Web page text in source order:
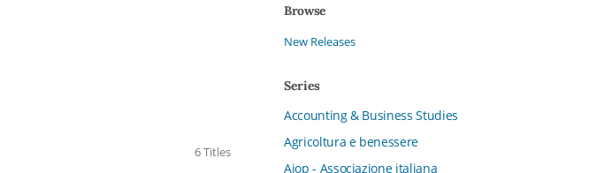
6 Titles
Browse
New Releases
Series
Accounting & Business Studies
Agricoltura e benessere
Aiop - Associazione italiana